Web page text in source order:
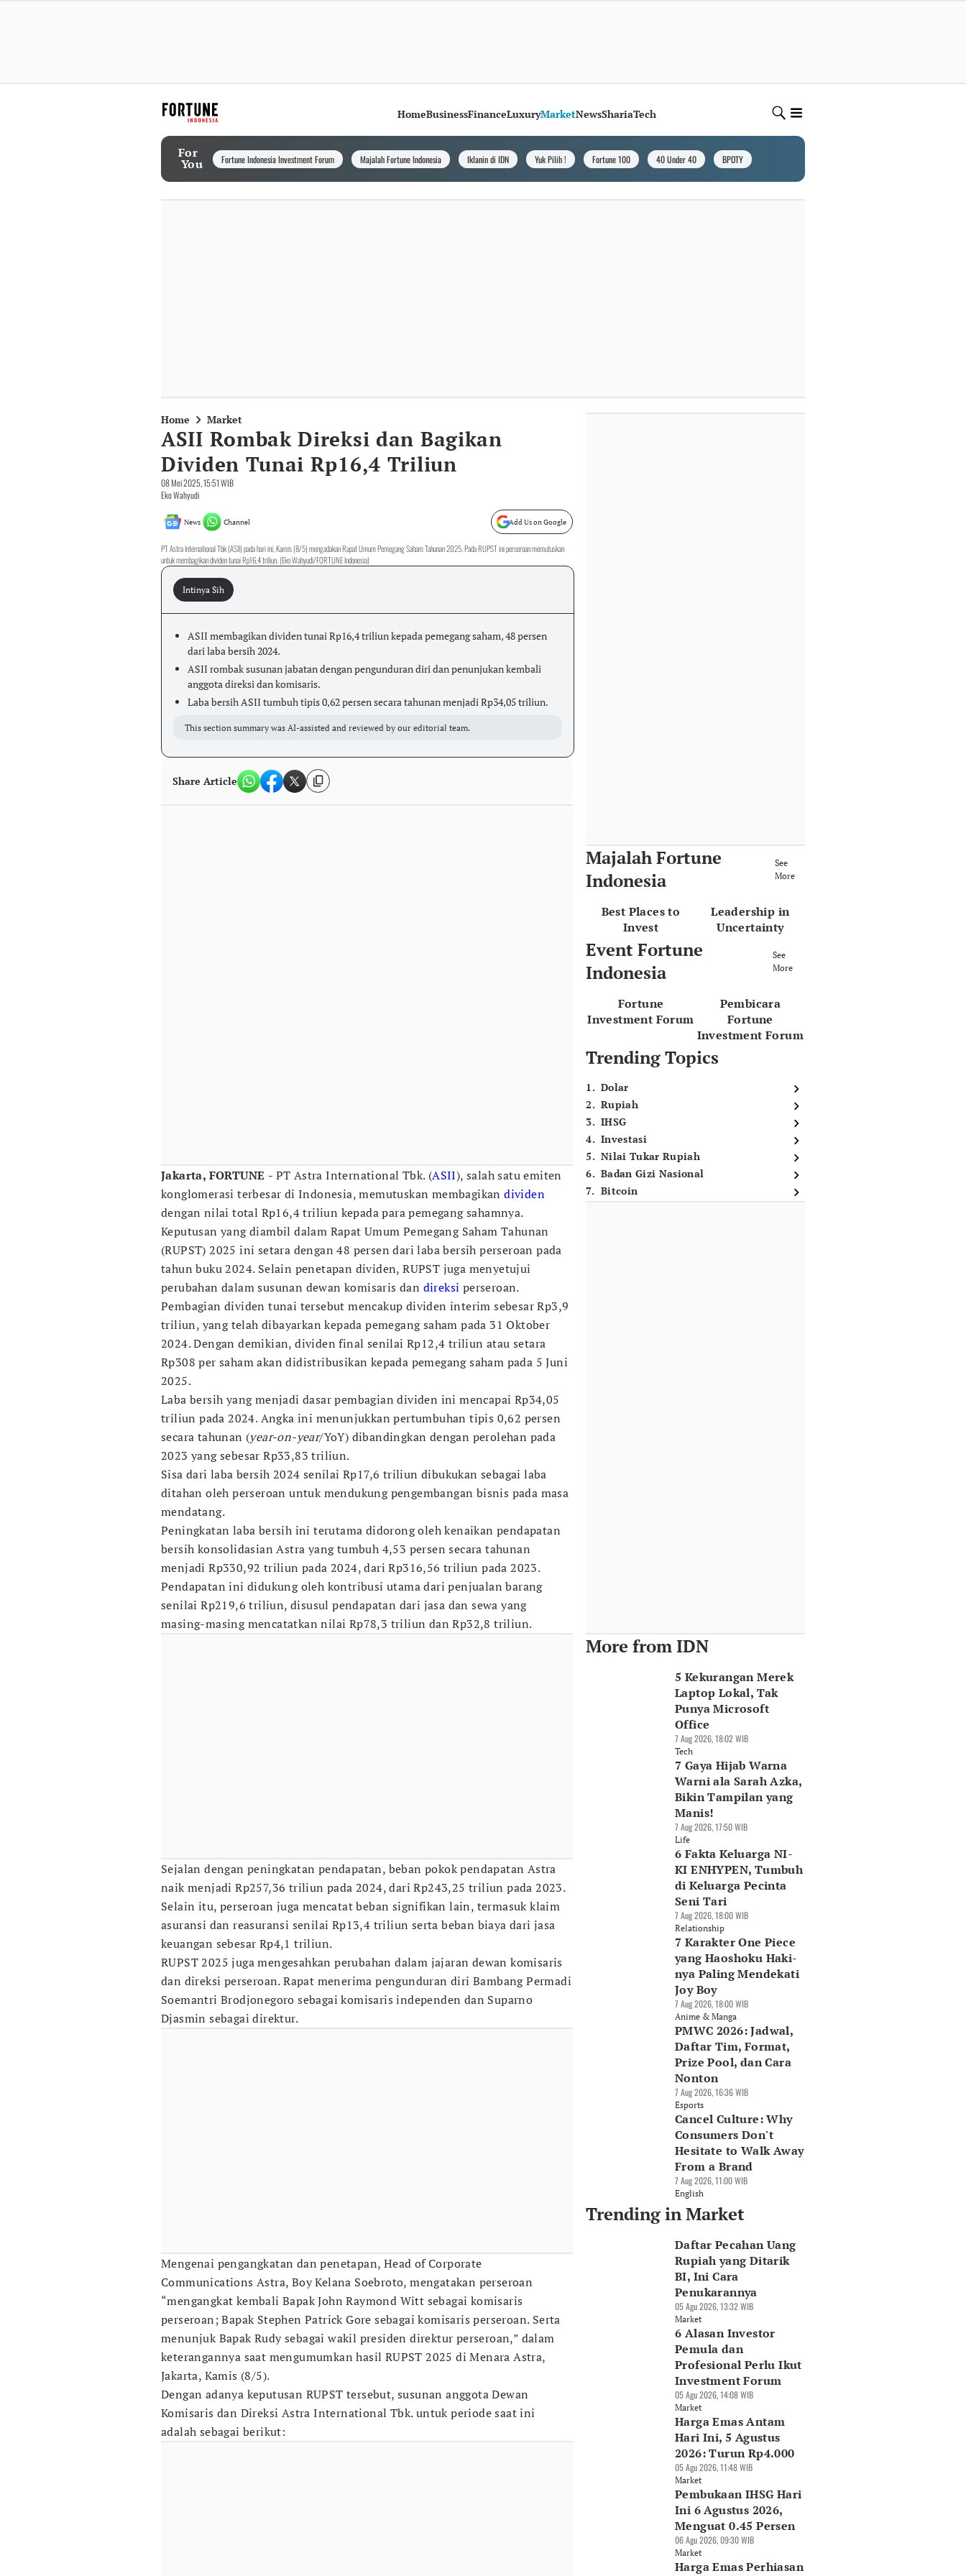
HomeBusinessFinanceLuxuryMarketNewsShariaTech
For
You Fortune Indonesia Investment Forum Majalah Fortune Indonesia Iklanin di IDN Yuk Pilih ! Fortune 100 40 Under 40 BPOTY
Home Market
ASII Rombak Direksi dan Bagikan
Dividen Tunai Rp16,4 Triliun
08 Mei 2025, 15:51 WIB
Eko Wahyudi
News Channel Add Us on Google
PT Astra International Tbk (ASII) pada hari ini, Kamis (8/5) mengadakan Rapat Umum Pemegang Saham Tahunan 2025. Pada RUPST ini perseroan memutuskan
untuk membagikan dividen tunai Rp16,4 triliun. (Eko Wahyudi/FORTUNE Indonesia)
Intinya Sih
ASII membagikan dividen tunai Rp16,4 triliun kepada pemegang saham, 48 persen
dari laba bersih 2024.
ASII rombak susunan jabatan dengan pengunduran diri dan penunjukan kembali
anggota direksi dan komisaris.
Laba bersih ASII tumbuh tipis 0,62 persen secara tahunan menjadi Rp34,05 triliun.
This section summary was AI-assisted and reviewed by our editorial team.
Share Article
Jakarta, FORTUNE - PT Astra International Tbk. (ASII), salah satu emiten
konglomerasi terbesar di Indonesia, memutuskan membagikandividen
dengan nilai total Rp16,4 triliun kepada para pemegang sahamnya.
Keputusan yang diambil dalam Rapat Umum Pemegang Saham Tahunan
(RUPST) 2025 ini setara dengan 48 persen dari laba bersih perseroan pada
tahun buku 2024. Selain penetapan dividen, RUPST juga menyetujui
perubahan dalam susunan dewan komisaris dan direksi perseroan.
Pembagian dividen tunai tersebut mencakup dividen interim sebesar Rp3,9
triliun, yang telah dibayarkan kepada pemegang saham pada 31 Oktober
2024. Dengan demikian, dividen final senilai Rp12,4 triliun atau setara
Rp308 per saham akan didistribusikan kepada pemegang saham pada 5 Juni
2025.
Laba bersih yang menjadi dasar pembagian dividen ini mencapai Rp34,05
triliun pada 2024. Angka ini menunjukkan pertumbuhan tipis 0,62 persen
secara tahunan (year-on-year/YoY) dibandingkan dengan perolehan pada
2023 yang sebesar Rp33,83 triliun.
Sisa dari laba bersih 2024 senilai Rp17,6 triliun dibukukan sebagai laba
ditahan oleh perseroan untuk mendukung pengembangan bisnis pada masa
mendatang.
Peningkatan laba bersih ini terutama didorong oleh kenaikan pendapatan
bersih konsolidasian Astra yang tumbuh 4,53 persen secara tahunan
menjadi Rp330,92 triliun pada 2024, dari Rp316,56 triliun pada 2023.
Pendapatan ini didukung oleh kontribusi utama dari penjualan barang
senilai Rp219,6 triliun, disusul pendapatan dari jasa dan sewa yang
masing-masing mencatatkan nilai Rp78,3 triliun dan Rp32,8 triliun.
Sejalan dengan peningkatan pendapatan, beban pokok pendapatan Astra
naik menjadi Rp257,36 triliun pada 2024, dari Rp243,25 triliun pada 2023.
Selain itu, perseroan juga mencatat beban signifikan lain, termasuk klaim
asuransi dan reasuransi senilai Rp13,4 triliun serta beban biaya dari jasa
keuangan sebesar Rp4,1 triliun.
RUPST 2025 juga mengesahkan perubahan dalam jajaran dewan komisaris
dan direksi perseroan. Rapat menerima pengunduran diri Bambang Permadi
Soemantri Brodjonegoro sebagai komisaris independen dan Suparno
Djasmin sebagai direktur.
Mengenai pengangkatan dan penetapan, Head of Corporate
Communications Astra, Boy Kelana Soebroto, mengatakan perseroan
“mengangkat kembali Bapak John Raymond Witt sebagai komisaris
perseroan; Bapak Stephen Patrick Gore sebagai komisaris perseroan. Serta
menunjuk Bapak Rudy sebagai wakil presiden direktur perseroan,” dalam
keterangannya saat mengumumkan hasil RUPST 2025 di Menara Astra,
Jakarta, Kamis (8/5).
Dengan adanya keputusan RUPST tersebut, susunan anggota Dewan
Komisaris dan Direksi Astra International Tbk. untuk periode saat ini
adalah sebagai berikut:
Majalah Fortune
Indonesia
See
More
Best Places to
Invest
Leadership in
Uncertainty
Event Fortune
Indonesia
See
More
Fortune
Investment Forum
Pembicara
Fortune
Investment Forum
Trending Topics
1. Dolar
2. Rupiah
3. IHSG
4. Investasi
5. Nilai Tukar Rupiah
6. Badan Gizi Nasional
7. Bitcoin
More from IDN
5 Kekurangan Merek
Laptop Lokal, Tak
Punya Microsoft
Office
7 Aug 2026, 18:02 WIB
Tech
7 Gaya Hijab Warna
Warni ala Sarah Azka,
Bikin Tampilan yang
Manis!
7 Aug 2026, 17:50 WIB
Life
6 Fakta Keluarga NI-
KI ENHYPEN, Tumbuh
di Keluarga Pecinta
Seni Tari
7 Aug 2026, 18:00 WIB
Relationship
7 Karakter One Piece
yang Haoshoku Haki-
nya Paling Mendekati
Joy Boy
7 Aug 2026, 18:00 WIB
Anime & Manga
PMWC 2026: Jadwal,
Daftar Tim, Format,
Prize Pool, dan Cara
Nonton
7 Aug 2026, 16:36 WIB
Esports
Cancel Culture: Why
Consumers Don't
Hesitate to Walk Away
From a Brand
7 Aug 2026, 11:00 WIB
English
Trending in Market
Daftar Pecahan Uang
Rupiah yang Ditarik
BI, Ini Cara
Penukarannya
05 Agu 2026, 13:32 WIB
Market
6 Alasan Investor
Pemula dan
Profesional Perlu Ikut
Investment Forum
05 Agu 2026, 14:08 WIB
Market
Harga Emas Antam
Hari Ini, 5 Agustus
2026: Turun Rp4.000
05 Agu 2026, 11:48 WIB
Market
Pembukaan IHSG Hari
Ini 6 Agustus 2026,
Menguat 0.45 Persen
06 Agu 2026, 09:30 WIB
Market
Harga Emas Perhiasan